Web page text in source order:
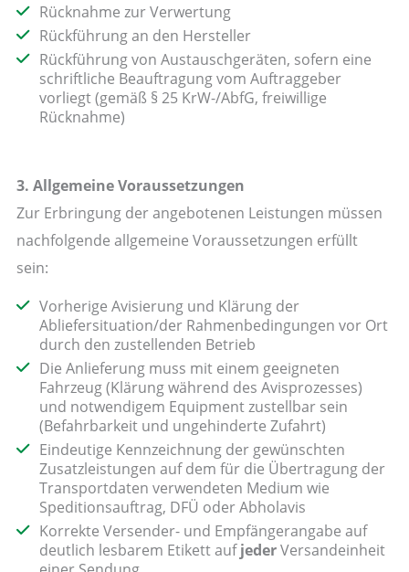
Rücknahme zur Verwertung
Rückführung an den Hersteller
Rückführung von Austauschgeräten, sofern eine
schriftliche Beauftragung vom Auftraggeber
vorliegt (gemäß § 25 KrW-/AbfG, freiwillige
Rücknahme)
3. Allgemeine Voraussetzungen
Zur Erbringung der angebotenen Leistungen müssen
nachfolgende allgemeine Voraussetzungen erfüllt
sein:
Vorherige Avisierung und Klärung der
Abliefersituation/der Rahmenbedingungen vor Ort
durch den zustellenden Betrieb
Die Anlieferung muss mit einem geeigneten
Fahrzeug (Klärung während des Avisprozesses)
und notwendigem Equipment zustellbar sein
(Befahrbarkeit und ungehinderte Zufahrt)
Eindeutige Kennzeichnung der gewünschten
Zusatzleistungen auf dem für die Übertragung der
Transportdaten verwendeten Medium wie
Speditionsauftrag, DFÜ oder Abholavis
Korrekte Versender- und Empfängerangabe auf
deutlich lesbarem Etikett aufjederVersandeinheit